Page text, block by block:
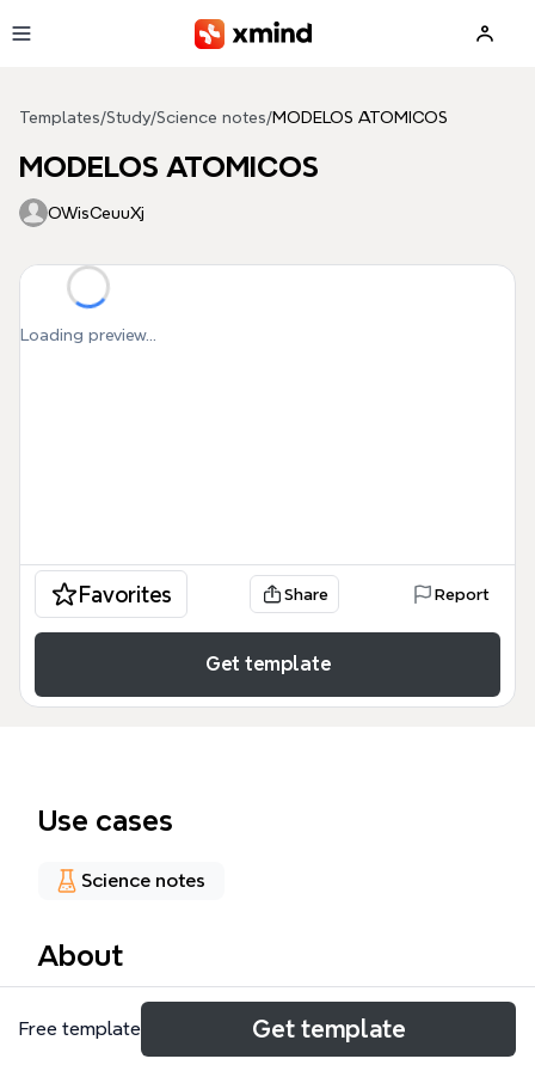
Templates/Study/Science notes/MODELOS ATOMICOS
MODELOS ATOMICOS
OWisCeuuXj
Loading preview...
Favorites Share Report
Get template
Use cases
Science notes
About
El mapa mental 'MODELOS ATOMICOS' presenta la
evolución histórica de los modelos atómicos, desde
Free template Get template